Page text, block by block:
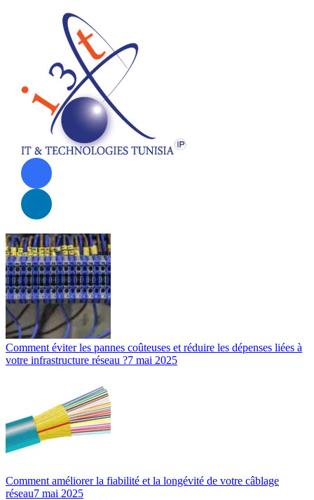
Comment éviter les pannes coûteuses et réduire les dépenses liées à
votre infrastructure réseau ?7 mai 2025
Comment améliorer la fiabilité et la longévité de votre câblage
réseau7 mai 2025